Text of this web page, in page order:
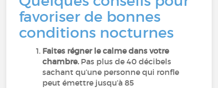
favoriser de bonnes
conditions nocturnes
Faites régner le calme dans votre
chambre.Pas plus de 40 décibels
sachant qu’une personne qui ronfle
peut émettre jusqu’à 85